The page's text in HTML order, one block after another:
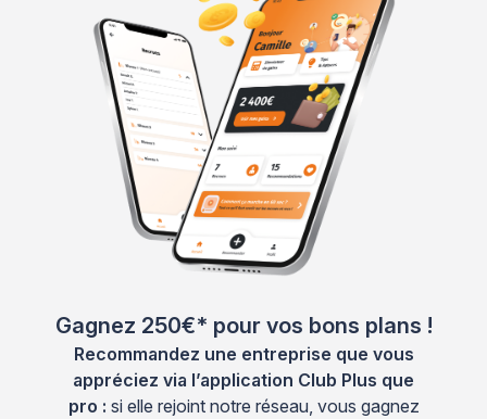
Gagnez 250€* pour vos bons plans !
Recommandez une entreprise que vous
appréciez via l’application Club Plus que
pro : si elle rejoint notre réseau, vous gagnez